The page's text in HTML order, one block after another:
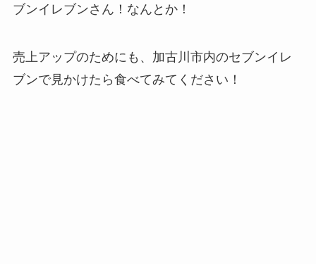
ブンイレブンさん！なんとか！
売上アップのためにも、加古川市内のセブンイレ
ブンで見かけたら食べてみてください！